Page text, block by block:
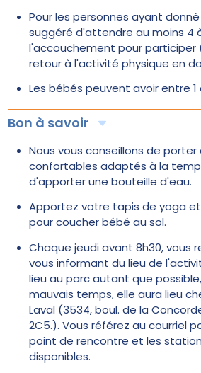
Pour les personnes ayant
suggéré d'attendre au moins 4
l'accouchement pour participer
retour à l'activité physique en
Les bébés peuvent avoir entre 1
Bon à savoir
Nous vous conseillons de
confortables adaptés à la
d'apporter une bouteille d'eau.
Apportez votre tapis de yoga
pour coucher bébé au sol.
Chaque jeudi avant 8h30, vous
vous informant du lieu de
lieu au parc autant que
mauvais temps, elle aura lieu
Laval (3534, boul. de la
2C5.). Vous référez au courriel
point de rencontre et les
disponibles.